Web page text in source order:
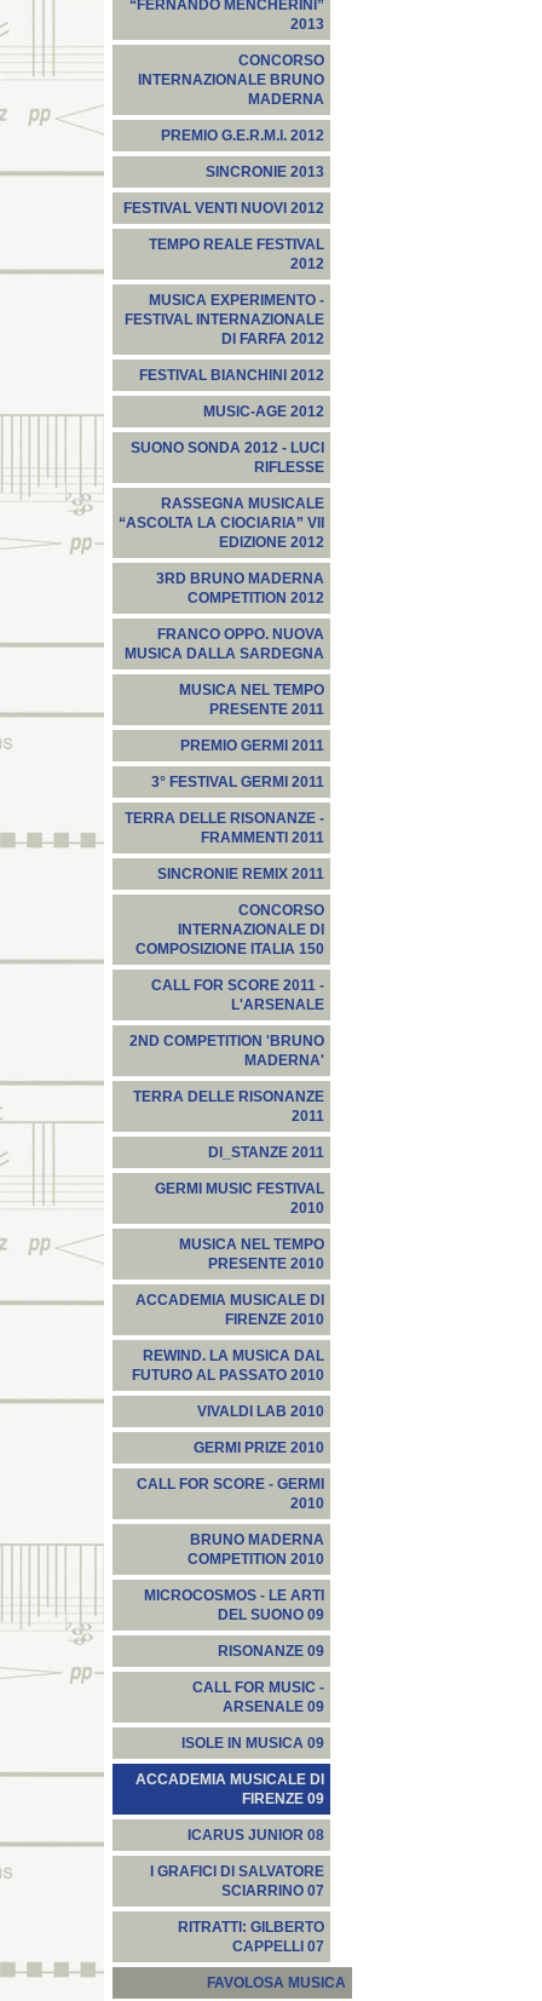
“FERNANDO MENCHERINI”
2013
CONCORSO
INTERNAZIONALE BRUNO
MADERNA
PREMIO G.E.R.M.I. 2012
SINCRONIE 2013
FESTIVAL VENTI NUOVI 2012
TEMPO REALE FESTIVAL
2012
MUSICA EXPERIMENTO -
FESTIVAL INTERNAZIONALE
DI FARFA 2012
FESTIVAL BIANCHINI 2012
MUSIC-AGE 2012
SUONO SONDA 2012 - LUCI
RIFLESSE
RASSEGNA MUSICALE
“ASCOLTA LA CIOCIARIA” VII
EDIZIONE 2012
3RD BRUNO MADERNA
COMPETITION 2012
FRANCO OPPO. NUOVA
MUSICA DALLA SARDEGNA
MUSICA NEL TEMPO
PRESENTE 2011
PREMIO GERMI 2011
3° FESTIVAL GERMI 2011
TERRA DELLE RISONANZE -
FRAMMENTI 2011
SINCRONIE REMIX 2011
CONCORSO
INTERNAZIONALE DI
COMPOSIZIONE ITALIA 150
CALL FOR SCORE 2011 -
L'ARSENALE
2ND COMPETITION 'BRUNO
MADERNA'
TERRA DELLE RISONANZE
2011
DI_STANZE 2011
GERMI MUSIC FESTIVAL
2010
MUSICA NEL TEMPO
PRESENTE 2010
ACCADEMIA MUSICALE DI
FIRENZE 2010
REWIND. LA MUSICA DAL
FUTURO AL PASSATO 2010
VIVALDI LAB 2010
GERMI PRIZE 2010
CALL FOR SCORE - GERMI
2010
BRUNO MADERNA
COMPETITION 2010
MICROCOSMOS - LE ARTI
DEL SUONO 09
RISONANZE 09
CALL FOR MUSIC -
ARSENALE 09
ISOLE IN MUSICA 09
ACCADEMIA MUSICALE DI
FIRENZE 09
ICARUS JUNIOR 08
I GRAFICI DI SALVATORE
SCIARRINO 07
RITRATTI: GILBERTO
CAPPELLI 07
FAVOLOSA MUSICA